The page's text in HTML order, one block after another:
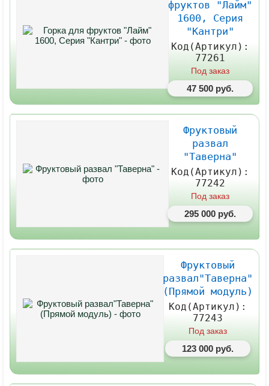
фруктов "Лайм"
1600, Серия
"Кантри"
Код(Артикул):
77261
Под заказ
47 500 руб.
Фруктовый
развал
"Таверна"
Код(Артикул):
77242
Под заказ
295 000 руб.
Фруктовый
развал"Таверна"
(Прямой модуль)
Код(Артикул):
77243
Под заказ
123 000 руб.